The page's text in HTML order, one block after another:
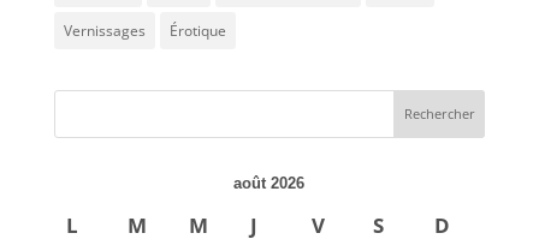
Vernissages Érotique
août 2026
L M M J V S D